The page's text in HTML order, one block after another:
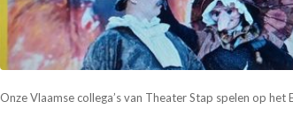
Onze Vlaamse collega’s van Theater Stap spelen op